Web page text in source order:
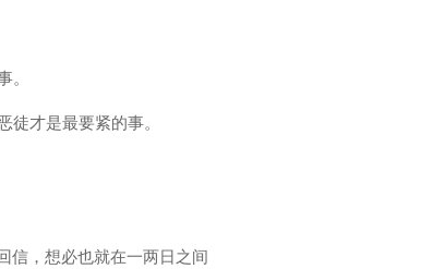
。
徒才是最要紧的事。
信，想必也就在一两日之间